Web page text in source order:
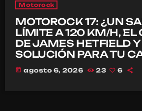
Motorock
MOTOROCK 17: ¿UN
LÍMITE A 120 KM/H, EL
DE JAMES HETFIELD
SOLUCIÓN PARA TU
today agosto 6, 2026 23 6